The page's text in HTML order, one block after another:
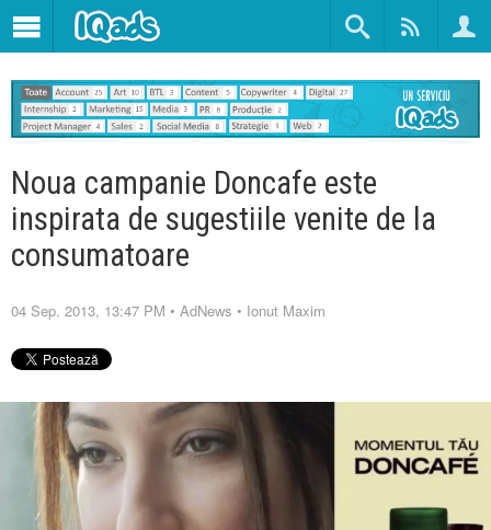
Noua campanie Doncafe este
inspirata de sugestiile venite de la
consumatoare
04 Sep. 2013, 13:47 PM • AdNews • Ionut Maxim